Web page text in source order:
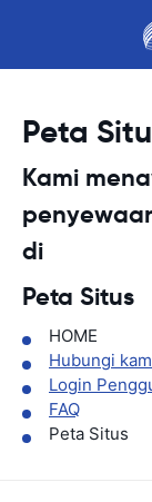
Peta
Kami
di
Peta Situs
HOME
Hubungi
Login
FAQ
Peta Situs